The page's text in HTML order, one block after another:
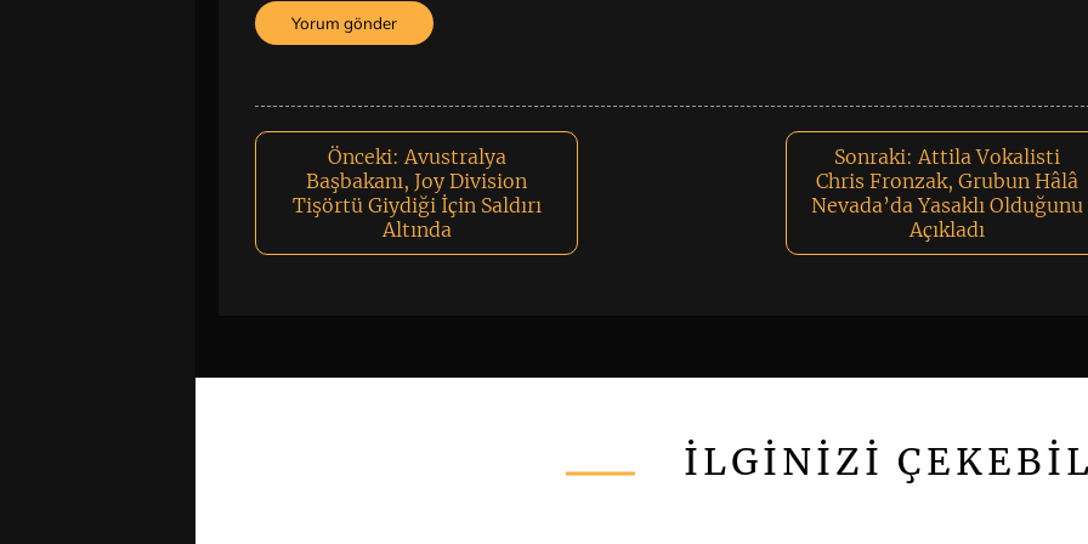
Önceki: Avustralya
Başbakanı, Joy Division
Tişörtü Giydiği İçin Saldırı
Altında
Sonraki: Attila Vokalisti
Chris Fronzak, Grubun Hâlâ
Nevada’da Yasaklı Olduğunu
Açıkladı
İLGİNİZİ